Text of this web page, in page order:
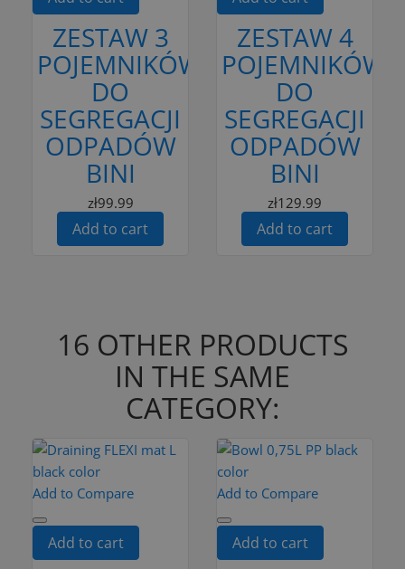
ZESTAW 3
POJEMNIKÓW
DO
SEGREGACJI
ODPADÓW
BINI
zł99.99
Add to cart
ZESTAW 4
POJEMNIKÓW
DO
SEGREGACJI
ODPADÓW
BINI
zł129.99
Add to cart
16 OTHER PRODUCTS
IN THE SAME
CATEGORY:
Add to Compare
Add to cart
Add to Compare
Add to cart